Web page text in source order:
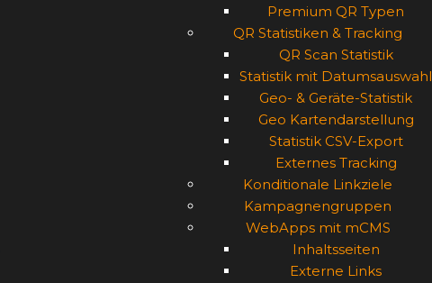
Premium QR Typen
QR Statistiken & Tracking
QR Scan Statistik
Statistik mit Datumsauswahl
Geo- & Geräte-Statistik
Geo Kartendarstellung
Statistik CSV-Export
Externes Tracking
Konditionale Linkziele
Kampagnengruppen
WebApps mit mCMS
Inhaltsseiten
Externe Links